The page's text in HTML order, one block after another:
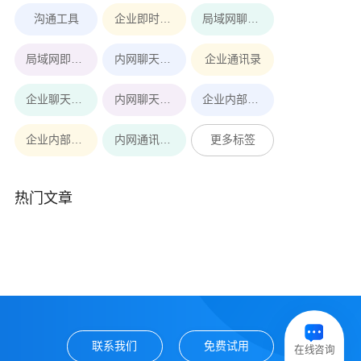
沟通工具 企业即时通讯工具 局域网聊天软件
局域网即时通讯 内网聊天软件 企业通讯录
企业聊天软件 内网聊天工具 企业内部即时通讯软件
企业内部即时通讯 内网通讯软件 更多标签
热门文章
联系我们 免费试用 在线咨询